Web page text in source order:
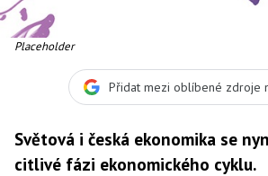
Placeholder
Přidat mezi oblíbené zdroje
Světová i česká ekonomika se
citlivé fázi ekonomického cyklu.